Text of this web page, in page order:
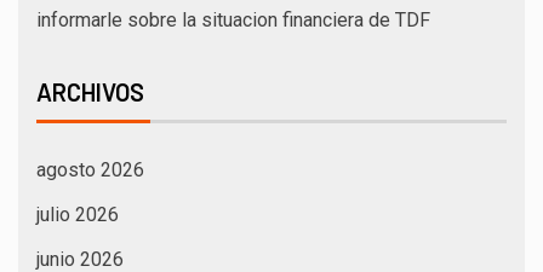
informarle sobre la situacion financiera de TDF
ARCHIVOS
agosto 2026
julio 2026
junio 2026